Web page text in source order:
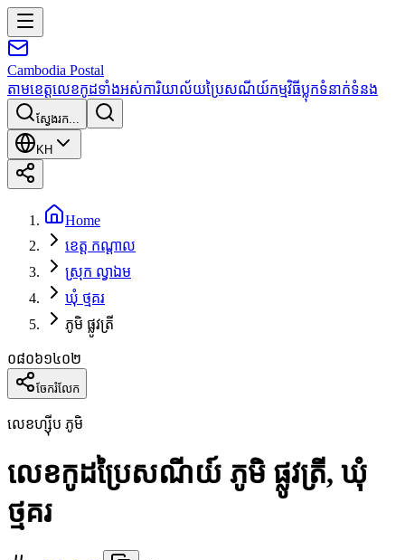
Cambodia Postal
តាមខេត្តលេខកូដទាំងអស់ការិយាល័យប្រៃសណីយ៍កម្មវិធីប្លុកទំនាក់ទំនង
ស្វែងរក...
KH
Home
ខេត្ត កណ្តាល
ស្រុក ល្វាឯម
ឃុំ ថ្មគរ
ភូមិ ផ្លូវត្រី
០៨០៦១៤០២
ចែករំលែក
លេខហ្ស៊ីប ភូមិ
លេខកូដប្រៃសណីយ៍ ភូមិ ផ្លូវត្រី, ឃុំ
ថ្មគរ